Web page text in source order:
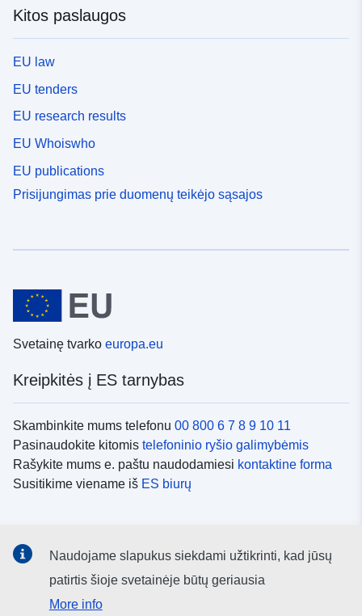
Kitos paslaugos
EU law
EU tenders
EU research results
EU Whoiswho
EU publications
Prisijungimas prie duomenų teikėjo sąsajos
Svetainę tvarko europa.eu
Kreipkitės į ES tarnybas
Skambinkite mums telefonu 00 800 6 7 8 9 10 11
Pasinaudokite kitomis telefoninio ryšio galimybėmis
Rašykite mums e. paštu naudodamiesi kontaktine forma
Susitikime viename iš ES biurų
socialinių tinklų kanalai
Naudojame slapukus siekdami užtikrinti, kad jūsų
patirtis šioje svetainėje būtų geriausia
More info